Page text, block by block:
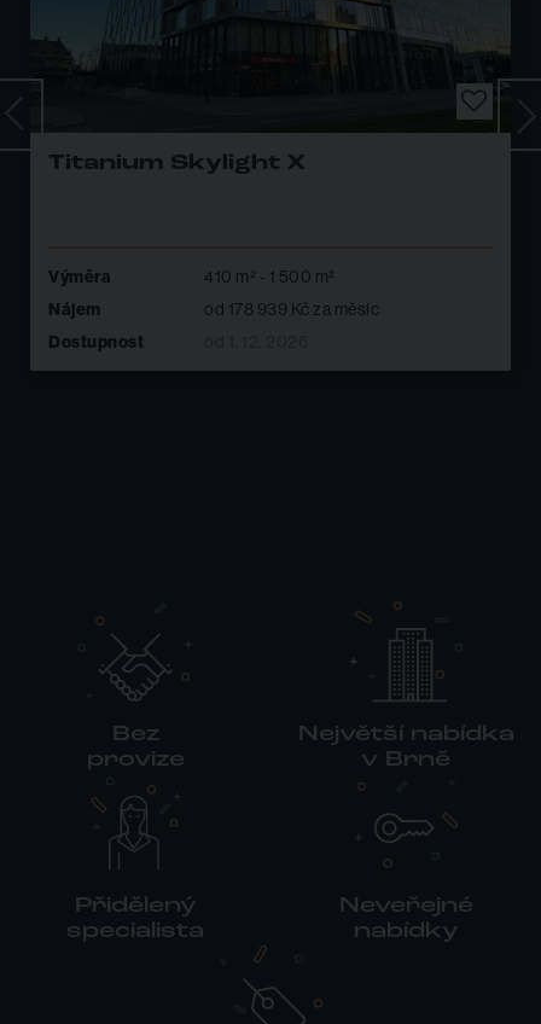
CERIT SCIENCE PARK III
Výměra 100 m² - 1 733 m²
od 41 250 Kč za měsíc
Dostupnost
Bez
provize
Největší nabídka
v Brně
Přidělený
specialista
Neveřejné
nabídky